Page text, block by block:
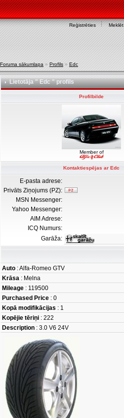
Reģistrēties Meklēt
Foruma sākumlapa » Profils » Edc
Lietotāja " Edc " profils
Profilbilde
Member of
Kontaktiespējas ar Edc
E-pasta adrese:
Privāts Ziņojums (PZ):
MSN Messenger:
Yahoo Messenger:
AIM Adrese:
ICQ Numurs:
Garāža:
Auto : Alfa-Romeo GTV
Krāsa : Melna
Mileage : 119500
Purchased Price : 0
Kopā modifikācijas : 1
Kopējie tēriņi : 222
Description : 3.0 V6 24V